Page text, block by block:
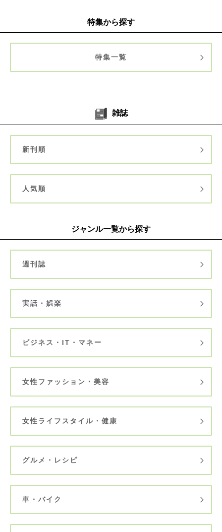
特集から探す
特集一覧
雑誌
新刊順
人気順
ジャンル一覧から探す
週刊誌
実話・娯楽
ビジネス・IT・マネー
女性ファッション・美容
女性ライフスタイル・健康
グルメ・レシピ
車・バイク